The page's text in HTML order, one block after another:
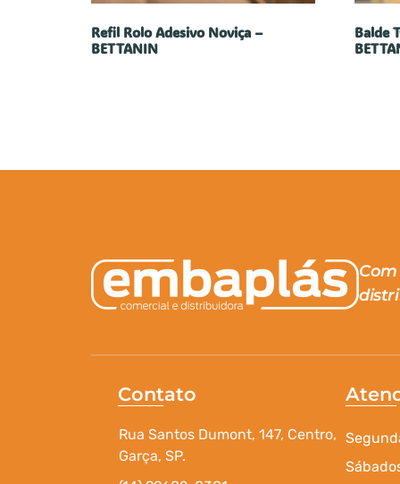
Refil Rolo Adesivo Noviça –
BETTANIN
Balde
Contato
Rua Santos Dumont, 147, Centro,
Garça, SP.